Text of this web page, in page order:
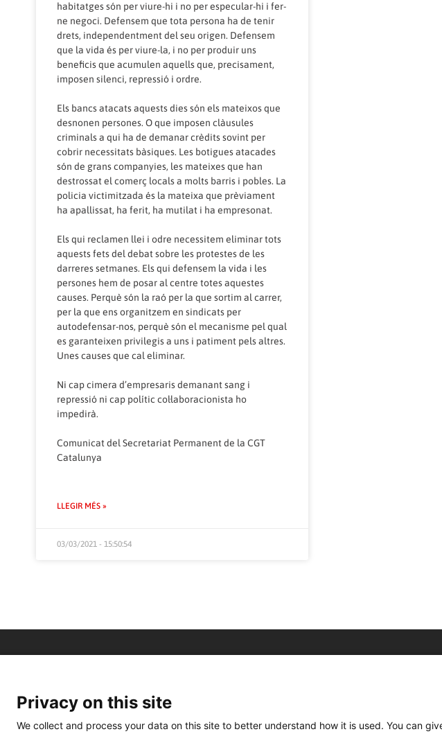
habitatges són per viure-hi i no per especular-hi i fer-
ne negoci. Defensem que tota persona ha de tenir
drets, independentment del seu origen. Defensem
que la vida és per viure-la, i no per produir uns
beneficis que acumulen aquells que, precisament,
imposen silenci, repressió i ordre.
Els bancs atacats aquests dies són els mateixos que
desnonen persones. O que imposen clàusules
criminals a qui ha de demanar crèdits sovint per
cobrir necessitats bàsiques. Les botigues atacades
són de grans companyies, les mateixes que han
destrossat el comerç locals a molts barris i pobles. La
policia victimitzada és la mateixa que prèviament
ha apallissat, ha ferit, ha mutilat i ha empresonat.
Els qui reclamen llei i odre necessitem eliminar tots
aquests fets del debat sobre les protestes de les
darreres setmanes. Els qui defensem la vida i les
persones hem de posar al centre totes aquestes
causes. Perquè són la raó per la que sortim al carrer,
per la que ens organitzem en sindicats per
autodefensar-nos, perquè són el mecanisme pel qual
es garanteixen privilegis a uns i patiment pels altres.
Unes causes que cal eliminar.
Ni cap cimera d’empresaris demanant sang i
repressió ni cap polític col·laboracionista ho
impedirà.
Comunicat del Secretariat Permanent de la CGT
Catalunya
LLEGIR MÉS »
03/03/2021 - 15:50:54
Privacy on this site
We collect and process your data on this site to better understand how it is used. You can